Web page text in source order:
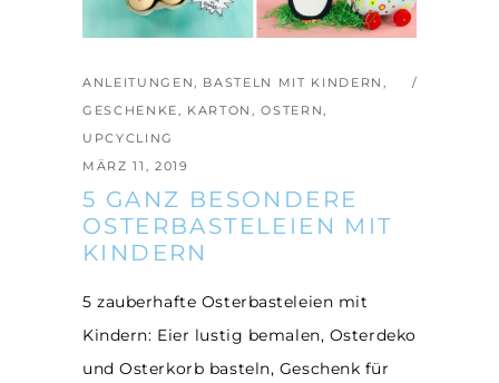
ANLEITUNGEN, BASTELN MIT KINDERN ,
GESCHENKE, KARTON,OSTERN,
UPCYCLING
MÄRZ 11, 2019
5 GANZ BESONDERE
OSTERBASTELEIEN MIT
KINDERN
5 zauberhafte Osterbasteleien mit
Kindern: Eier lustig bemalen, Osterdeko
und Osterkorb basteln, Geschenk für